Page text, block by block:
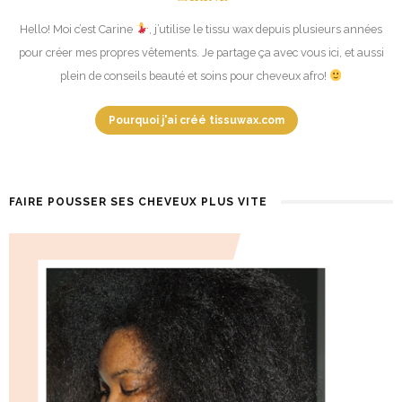
Hello! Moi c’est Carine
, j’utilise le tissu wax depuis plusieurs années
pour créer mes propres vêtements. Je partage ça avec vous ici, et aussi
plein de conseils beauté et soins pour cheveux afro!
Pourquoi j'ai créé tissuwax.com
FAIRE POUSSER SES CHEVEUX PLUS VITE